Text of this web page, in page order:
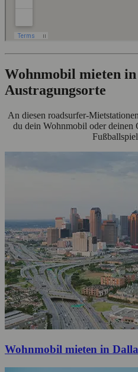
Wohnmobil mieten
Austragungsorte
An diesen roadsurfer-
du dein Wohnmobil oder deinen
Wohnmobil mieten in